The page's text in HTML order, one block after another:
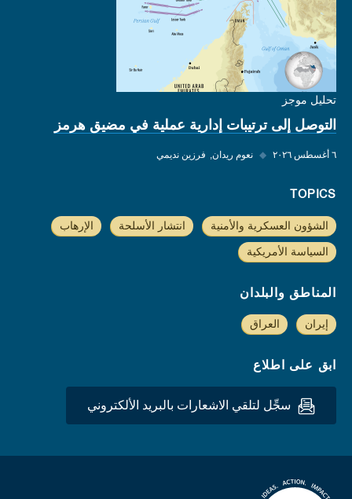
تحليل موجز
التوصل إلى ترتيبات إدارية عملية في مضيق هرمز
٦ أغسطس ٢٠٢٦ ◆ نعوم ريدان فرزين نديمي
TOPICS
الشؤون العسكرية والأمنية انتشار الأسلحة الإرهاب
السياسة الأمريكية
المناطق والبلدان
إيران العراق
ابق على اطلاع
سجِّل لتلقي الاشعارات بالبريد الألكتروني